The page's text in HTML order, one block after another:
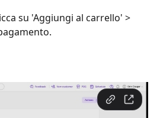
su 'Aggiungi al carrello' >